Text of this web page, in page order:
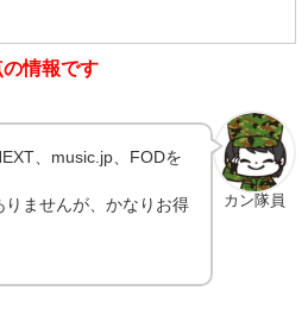
情報です
カン隊員
、music.jp、FODを
ませんが、かなりお得